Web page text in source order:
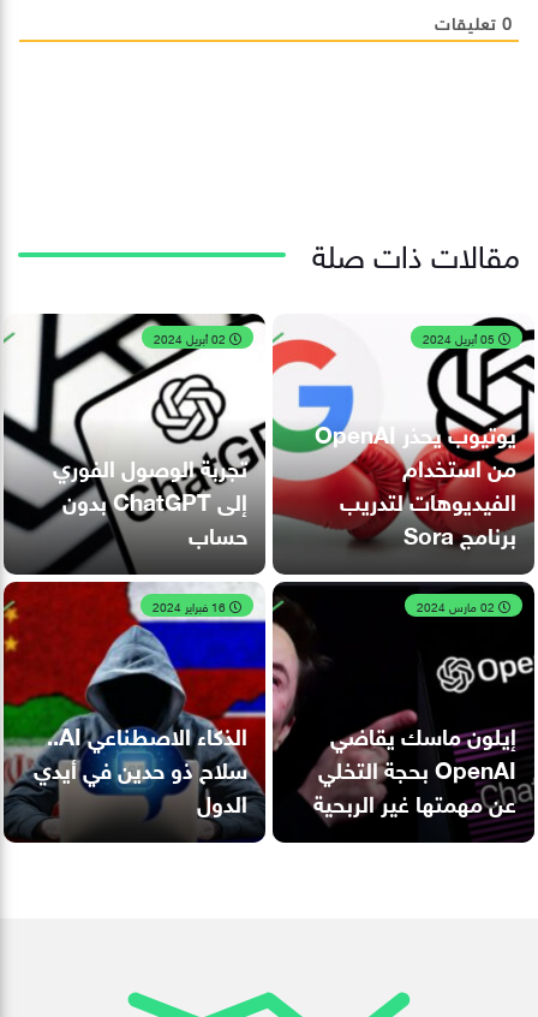
0 تعليقات
مقالات ذات صلة
يوتيوب يحذر OpenAI
من استخدام
الفيديوهات لتدريب
برنامج Sora
تجربة الوصول الفوري
إلى ChatGPT بدون
حساب
إيلون ماسك يقاضي
OpenAI بحجة التخلي
عن مهمتها غير الربحية
الذكاء الاصطناعي AI..
سلاح ذو حدين في أيدي
الدول